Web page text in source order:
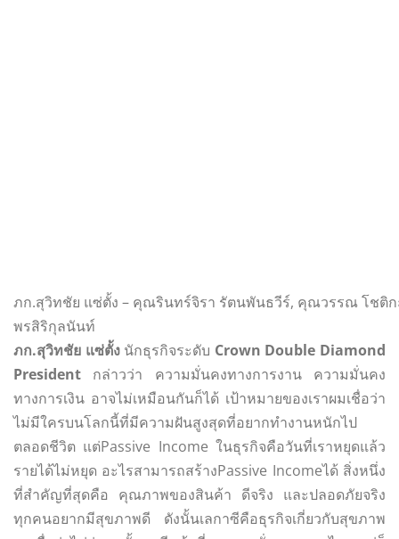
ภก.สุวิทชัย แซ่ตั้ง – คุณรินทร์จิรา รัตนพันธวีร์, คุณวรรณ โช
พรสิริกุลนันท์
ภก.สุวิทชัย แซ่ตั้งนักธุรกิจระดับ Crown Double Diamond
President กล่าวว่า ความมั่นคงทางการงาน ความมั่นคง
ทางการเงิน อาจไม่เหมือนกันก็ได้ เป้าหมายของเราผมเชื่อว่า
ไม่มีใครบนโลกนี้ที่มีความฝันสูงสุดที่อยากทำงานหนักไป
ตลอดชีวิต แต่Passive Income ในธุรกิจคือวันที่เราหยุดแล้ว
รายได้ไม่หยุด อะไรสามารถสร้างPassive Incomeได้ สิ่งหนึ่ง
ที่สำคัญที่สุดคือ คุณภาพของสินค้า ดีจริง และปลอดภัยจริง
ทุกคนอยากมีสุขภาพดี ดังนั้นเลกาซีคือธุรกิจเกี่ยวกับสุขภาพ